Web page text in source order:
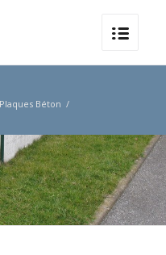
Plaques Béton /